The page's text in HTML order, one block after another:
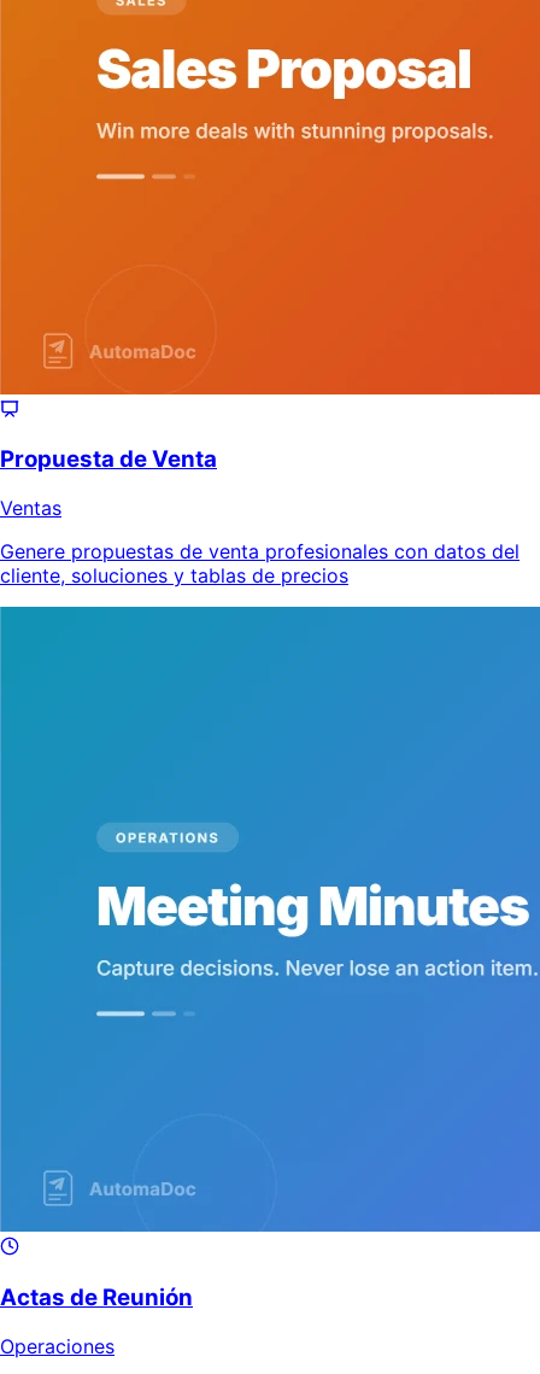
Propuesta de Venta
Ventas
Genere propuestas de venta profesionales con datos del
cliente, soluciones y tablas de precios
Actas de Reunión
Operaciones